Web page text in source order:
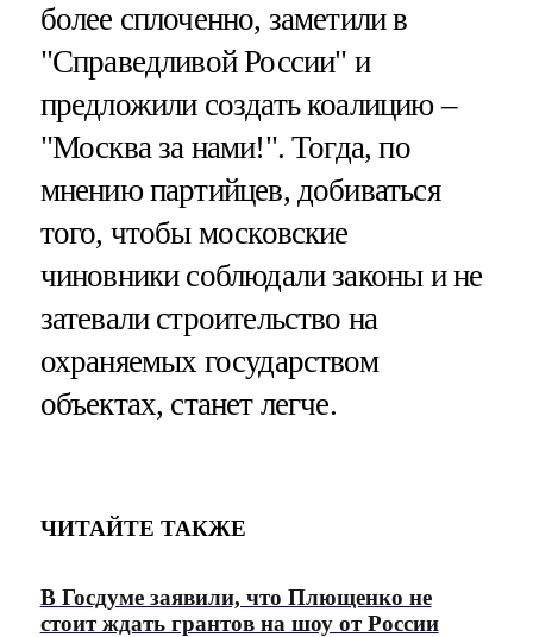
более сплоченно, заметили в
"Справедливой России" и
предложили создать коалицию –
"Москва за нами!". Тогда, по
мнению партийцев, добиваться
того, чтобы московские
чиновники соблюдали законы и не
затевали строительство на
охраняемых государством
объектах, станет легче.
ЧИТАЙТЕ ТАКЖЕ
В Госдуме заявили, что Плющенко не
стоит ждать грантов на шоу от России